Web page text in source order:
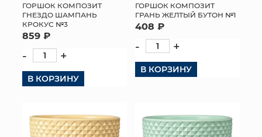
ГОРШОК КОМПОЗИТ
ГНЕЗДО ШАМПАНЬ
КРОКУС №3
859 ₽
- +
В КОРЗИНУ
ГОРШОК КОМПОЗИТ
ГРАНЬ ЖЕЛТЫЙ БУТОН №1
408 ₽
- +
В КОРЗИНУ